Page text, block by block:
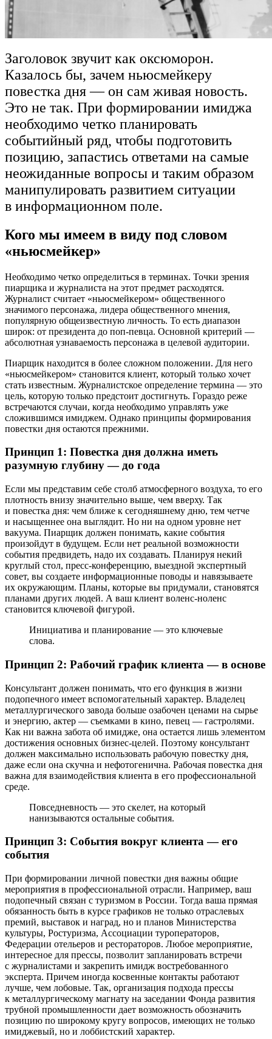
Заголовок звучит как оксюморон.
Казалось бы, зачем ньюсмейкеру
повестка дня — он сам живая новость.
Это не так. При формировании имиджа
необходимо четко планировать
событийный ряд, чтобы подготовить
позицию, запастись ответами на самые
неожиданные вопросы и таким образом
манипулировать развитием ситуации
в информационном поле.
Кого мы имеем в виду под словом
«ньюсмейкер»
Необходимо четко определиться в терминах. Точки зрения
пиарщика и журналиста на этот предмет расходятся.
Журналист считает «ньюсмейкером» общественного
значимого персонажа, лидера общественного мнения,
популярную общеизвестную личность. То есть диапазон
широк: от президента до поп-певца. Основной критерий —
абсолютная узнаваемость персонажа в целевой аудитории.
Пиарщик находится в более сложном положении. Для него
«ньюсмейкером» становится клиент, который только хочет
стать известным. Журналистское определение термина — это
цель, которую только предстоит достигнуть. Гораздо реже
встречаются случаи, когда необходимо управлять уже
сложившимся имиджем. Однако принципы формирования
повестки дня остаются прежними.
Принцип 1: Повестка дня должна иметь
разумную глубину — до года
Если мы представим себе столб атмосферного воздуха, то его
плотность внизу значительно выше, чем вверху. Так
и повестка дня: чем ближе к сегодняшнему дню, тем четче
и насыщеннее она выглядит. Но ни на одном уровне нет
вакуума. Пиарщик должен понимать, какие события
произойдут в будущем. Если нет реальной возможности
события предвидеть, надо их создавать. Планируя некий
круглый стол, пресс-конференцию, выездной экспертный
совет, вы создаете информационные поводы и навязываете
их окружающим. Планы, которые вы придумали, становятся
планами других людей. А ваш клиент воленс-ноленс
становится ключевой фигурой.
Инициатива и планирование — это ключевые
слова.
Принцип 2: Рабочий график клиента — в основе
Консультант должен понимать, что его функция в жизни
подопечного имеет вспомогательный характер. Владелец
металлургического завода больше озабочен ценами на сырье
и энергию, актер — съемками в кино, певец — гастролями.
Как ни важна забота об имидже, она остается лишь элементом
достижения основных бизнес-целей. Поэтому консультант
должен максимально использовать рабочую повестку дня,
даже если она скучна и нефотогенична. Рабочая повестка дня
важна для взаимодействия клиента в его профессиональной
среде.
Повседневность — это скелет, на который
нанизываются остальные события.
Принцип 3: События вокруг клиента — его
события
При формировании личной повестки дня важны общие
мероприятия в профессиональной отрасли. Например, ваш
подопечный связан с туризмом в России. Тогда ваша прямая
обязанность быть в курсе графиков не только отраслевых
премий, выставок и наград, но и планов Министерства
культуры, Ростуризма, Ассоциации туроператоров,
Федерации отельеров и рестораторов. Любое мероприятие,
интересное для прессы, позволит запланировать встречи
с журналистами и закрепить имидж востребованного
эксперта. Причем иногда косвенные контакты работают
лучше, чем лобовые. Так, организация подхода прессы
к металлургическому магнату на заседании Фонда развития
трубной промышленности дает возможность обозначить
позицию по широкому кругу вопросов, имеющих не только
имиджевый, но и лоббистский характер.